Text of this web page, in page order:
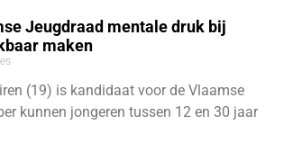
Jeugdraad mentale druk bij
maken
(19) is kandidaat voor de Vlaamse
kunnen jongeren tussen 12 en 30 jaar